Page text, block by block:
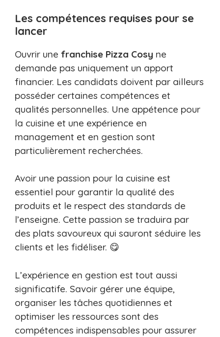
Les compétences requises pour se
lancer
Ouvrir une franchise Pizza Cosy ne
demande pas uniquement un apport
financier. Les candidats doivent par ailleurs
posséder certaines compétences et
qualités personnelles. Une appétence pour
la cuisine et une expérience en
management et en gestion sont
particulièrement recherchées.
Avoir une passion pour la cuisine est
essentiel pour garantir la qualité des
produits et le respect des standards de
l’enseigne. Cette passion se traduira par
des plats savoureux qui sauront séduire les
clients et les fidéliser. 😋
L’expérience en gestion est tout aussi
significatife. Savoir gérer une équipe,
organiser les tâches quotidiennes et
optimiser les ressources sont des
compétences indispensables pour assurer